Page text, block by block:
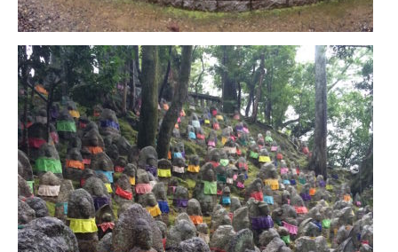
LONDRES
Marchés
Cafés
PARIS
Restos chinois
Restos coréens
Restos japonais